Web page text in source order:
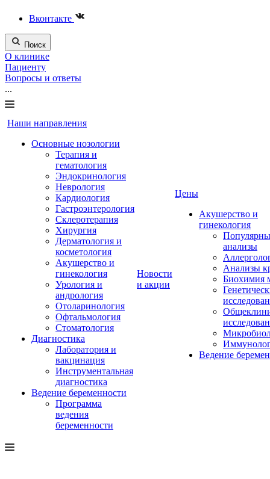
Вконтакте
Поиск
О клинике
Пациенту
Вопросы и ответы
...
Наши направления
Основные нозологии
Терапия и
гематология
Эндокринология
Неврология
Кардиология
Гастроэнтерология
Склеротерапия
Хирургия
Дерматология и
косметология
Акушерство и
гинекология
Урология и
андрология
Отоларинология
Офтальмология
Стоматология
Диагностика
Лаборатория и
вакцинация
Инструментальная
диагностика
Ведение беременности
Программа
ведения
беременности
Новости
и акции
Цены
Акушерство и
гинекология
анализы
Анализы
Биохимия
Ведение